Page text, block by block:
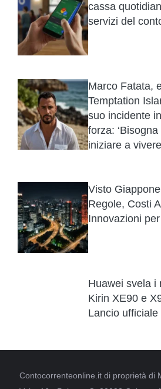
cassa
servizi del
Marco Fatata,
Temptation
suo incidente
forza:
iniziare a
Visto
Regole, Costi
Innovazioni
Huawei svela i
Kirin XE90 e
Lancio
Contocorrenteonline.it di proprietà di